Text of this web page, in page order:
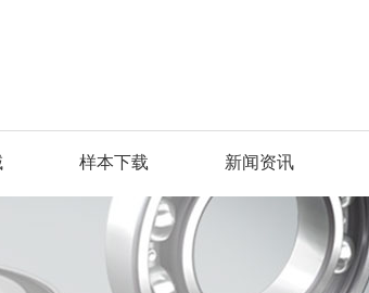
样本下载 新闻资讯